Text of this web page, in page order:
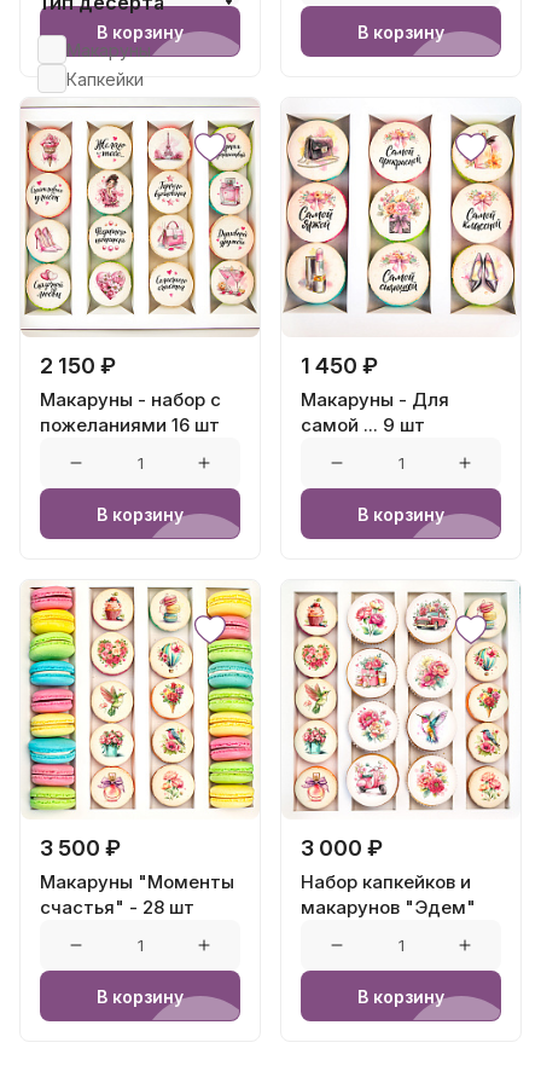
В корзину В корзину
2 150 ₽
Макаруны - набор с
пожеланиями 16 шт
В корзину
1 450 ₽
Макаруны - Для
самой ... 9 шт
В корзину
3 500 ₽
Макаруны "Моменты
счастья" - 28 шт
В корзину
3 000 ₽
Набор капкейков и
макарунов "Эдем"
В корзину
Макаруны
Капкейки